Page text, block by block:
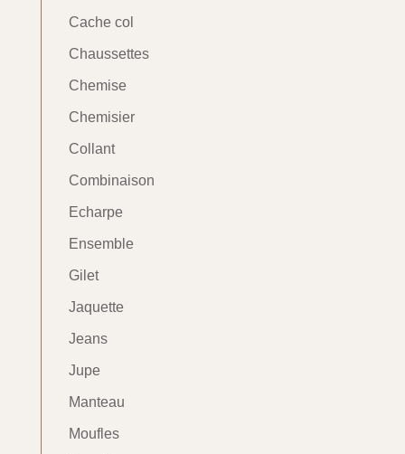
Cache col
Chaussettes
Chemise
Chemisier
Collant
Combinaison
Echarpe
Ensemble
Gilet
Jaquette
Jeans
Jupe
Manteau
Moufles